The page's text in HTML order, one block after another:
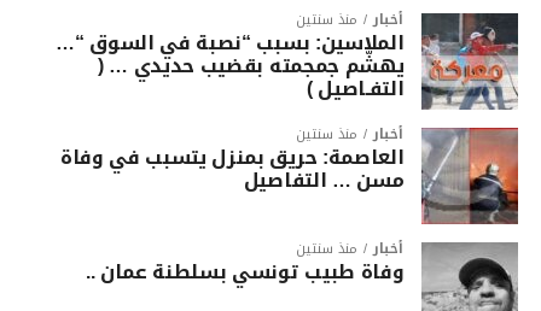
أخبار منذ سنتين
الملاسين: بسبب “نصبة في السوق “…
يهشّم جمجمته بقضيب حديدي … (
التفـاصيل )
أخبار منذ سنتين
العاصمة: حريق بمنزل يتسبب في وفاة
مسن … التفاصيل
أخبار منذ سنتين
وفاة طبيب تونسي بسلطنة عمان ..